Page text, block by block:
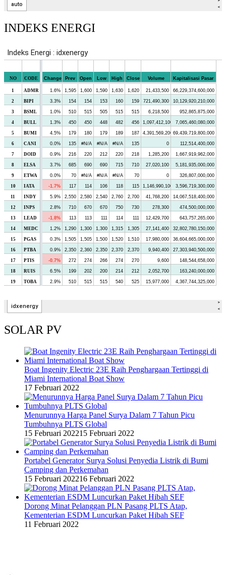
INDEKS ENERGI
SOLAR PV
Boat Ingenity Electric 23E Raih Penghargaan Tertinggi di
Miami International Boat Show
17 Februari 2022
Menurunnya Harga Panel Surya Dalam 7 Tahun Picu
Tumbuhnya PLTS Global
15 Februari 202215 Februari 2022
Portabel Generator Surya Solusi Penyedia Listrik di Bumi
Camping dan Perkemahan
15 Februari 202216 Februari 2022
Dorong Minat Pelanggan PLN Pasang PLTS Atap,
Kementerian ESDM Luncurkan Paket Hibah SEF
11 Februari 2022